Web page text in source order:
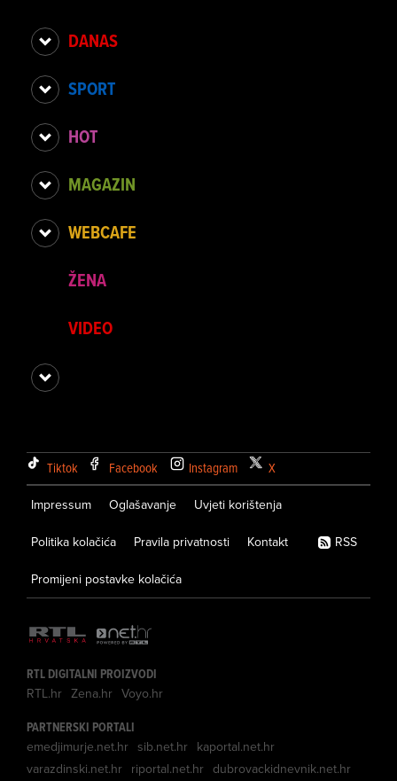
DANAS
SPORT
HOT
MAGAZIN
WEBCAFE
ŽENA
VIDEO
Tiktok Facebook Instagram X
Impressum Oglašavanje Uvjeti korištenja
Politika kolačića Pravila privatnosti Kontakt
Promijeni postavke kolačića
RSS
RTL DIGITALNI PROIZVODI
RTL.hr Zena.hr Voyo.hr
PARTNERSKI PORTALI
emedjimurje.net.hr sib.net.hr kaportal.net.hr
varazdinski.net.hr riportal.net.hr dubrovackidnevnik.net.hr